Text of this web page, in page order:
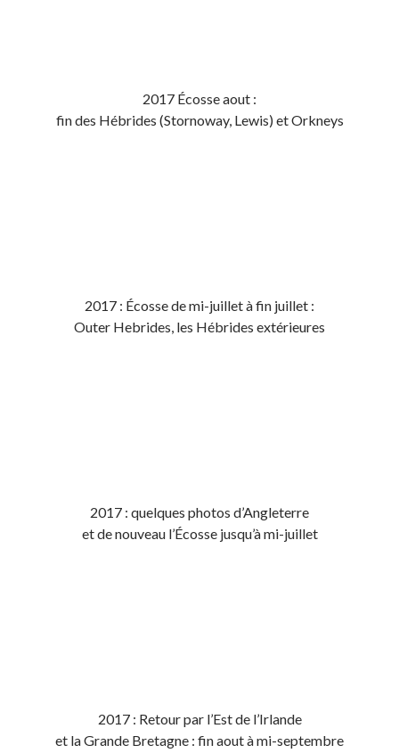
2017 Écosse aout :
fin des Hébrides (Stornoway, Lewis) et Orkneys
2017 : Écosse de mi-juillet à fin juillet :
Outer Hebrides, les Hébrides extérieures
2017 : quelques photos d’Angleterre
et de nouveau l’Écosse jusqu’à mi-juillet
2017 : Retour par l’Est de l’Irlande
et la Grande Bretagne : fin aout à mi-septembre